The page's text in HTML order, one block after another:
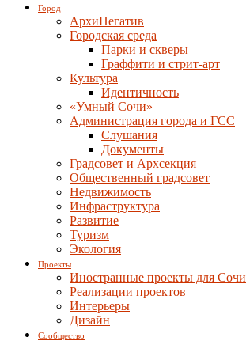
Город
АрхиНегатив
Городская среда
Парки и скверы
Граффити и стрит-арт
Культура
Идентичность
«Умный Сочи»
Администрация города и ГСС
Слушания
Документы
Градсовет и Архсекция
Общественный градсовет
Недвижимость
Инфраструктура
Развитие
Туризм
Экология
Проекты
Иностранные проекты для Сочи
Реализации проектов
Интерьеры
Дизайн
Сообщество